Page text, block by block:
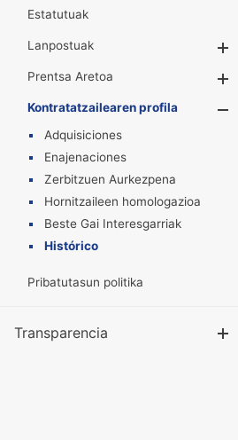
Estatutuak
Lanpostuak
Prentsa Aretoa
Kontratatzailearen profila
Adquisiciones
Enajenaciones
Zerbitzuen Aurkezpena
Hornitzaileen homologazioa
Beste Gai Interesgarriak
Histórico
Pribatutasun politika
Transparencia